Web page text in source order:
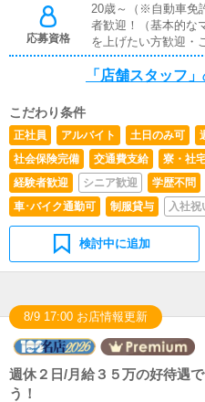
で、業界未経験の方
舗スタッフ清掃、受
オル回収などを行っ
応募資格
20歳～（※自動車免
者歓迎！（基本的な
を上げたい方歓迎・
じた教育を行います
す！
「店舗スタッフ」
こだわり条件
正社員 アルバイト 土日のみ可
社会保険完備
交通費支給 寮・社
経験者歓迎
シニア歓迎 学歴不問
車･バイク通勤可
制服貸与 入社
検討中に追加
8/9 17:00 お店情報更新
週休２日/月給３５万の好待遇
う！